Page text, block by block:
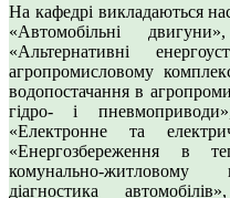
На кафедрі викладаються
«Автомобільні
«Альтернативні
агропромисловому
водопостачання в
гідро- і
«Електронне та
«Енергозбереження в
комунально-житловому
діагностика